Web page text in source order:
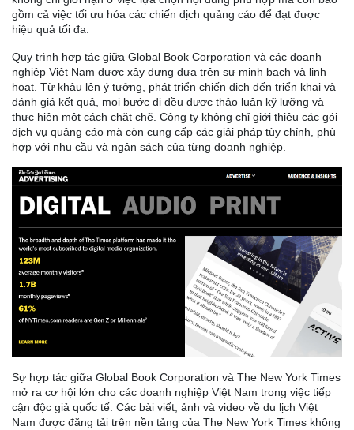
gồm cả việc tối ưu hóa các chiến dịch quảng cáo để đạt được
hiệu quả tối đa.
Quy trình hợp tác giữa Global Book Corporation và các doanh
nghiệp Việt Nam được xây dựng dựa trên sự minh bạch và linh
hoạt. Từ khâu lên ý tưởng, phát triển chiến dịch đến triển khai và
đánh giá kết quả, mọi bước đi đều được thảo luận kỹ lưỡng và
thực hiện một cách chặt chẽ. Công ty không chỉ giới thiệu các gói
dịch vụ quảng cáo mà còn cung cấp các giải pháp tùy chỉnh, phù
hợp với nhu cầu và ngân sách của từng doanh nghiệp.
Sự hợp tác giữa Global Book Corporation và The New York Times
mở ra cơ hội lớn cho các doanh nghiệp Việt Nam trong việc tiếp
cận độc giả quốc tế. Các bài viết, ảnh và video về du lịch Việt
Nam được đăng tải trên nền tảng của The New York Times không